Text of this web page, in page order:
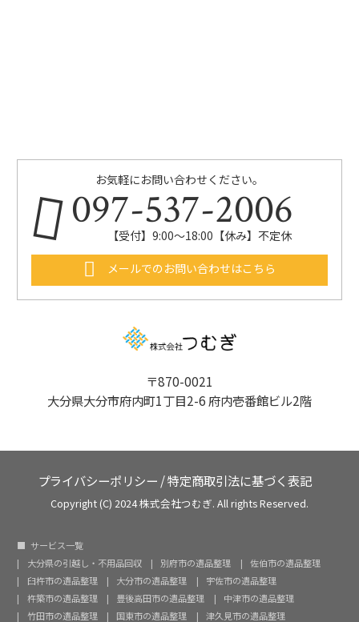
お気軽にお問い合わせください。
097-537-2006
【受付】9:00～18:00【休み】不定休
メールでのお問い合わせはこちら
〒870-0021
大分県大分市府内町1丁目2-6 府内壱番館ビル2階
プライバシーポリシー /特定商取引法に基づく表記
Copyright (C) 2024 株式会社つむぎ. All rights Reserved.
サービス一覧
大分県の引越し・不用品回収
別府市の遺品整理
佐伯市の遺品整理
臼杵市の遺品整理
大分市の遺品整理
宇佐市の遺品整理
杵築市の遺品整理
豊後高田市の遺品整理
中津市の遺品整理
竹田市の遺品整理
国東市の遺品整理 津久見市の遺品整理